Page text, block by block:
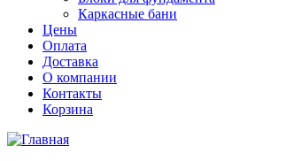
Каркасные бани
Цены
Оплата
Доставка
О компании
Контакты
Корзина